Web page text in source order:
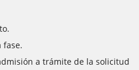
fase.
a trámite de la solicitud